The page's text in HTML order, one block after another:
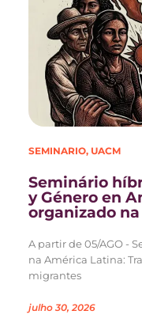
SEMINARIO, UACM
Seminário
y Género en
organizado
A partir de 05/AGO -
na América Latina:
migrantes
julho 30, 2026